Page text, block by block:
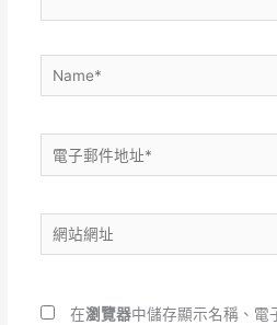
Name*
電
子
件
地
*
站
址
在瀏覽器中儲存顯示名稱、電